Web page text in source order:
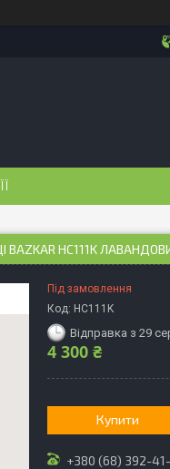
HC111K
Під замовлення
Код: HC111K
Відправка з 29
4 300 ₴
Купити
+380 (68) 392-